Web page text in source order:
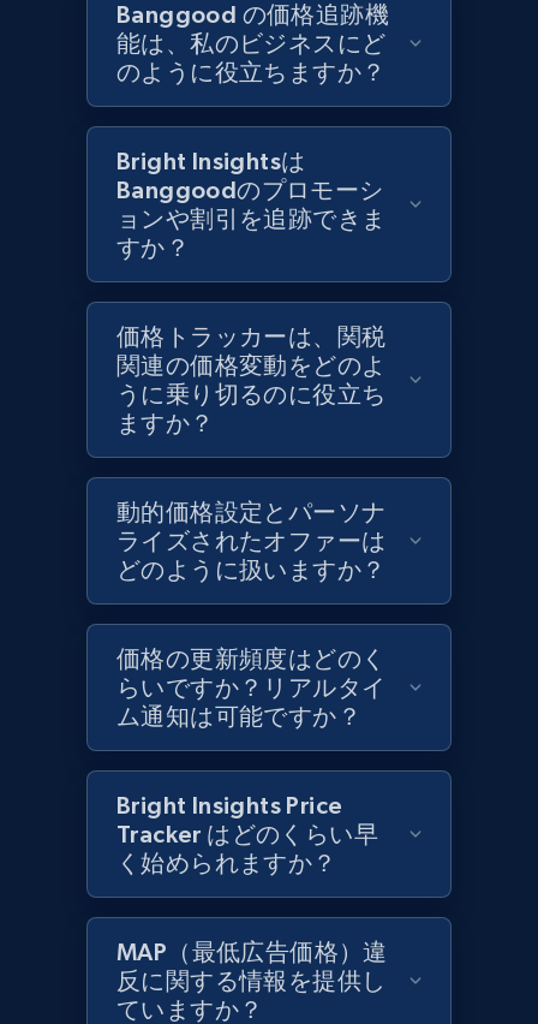
Target - Gather data on products using
specified keywords
URL, Product id, Title, Product description,
Rating, Reviews count, Initial price, Discount,
and more.
175+ 今すぐ始める
Target - Discover products by category url
URL, Product id, Title, Product description,
Rating, Reviews count, Initial price, Discount,
and more.
1.3K+ 175+ 今すぐ始める
Target - Discover products by specified
UPC
URL, Product id, Title, Product description,
Rating, Reviews count, Initial price, Discount,
and more.
Zara - Products
Category id, Product id, Product name, Price,
Currency, Colour code, Colour, Description, and
Banggood の価格追跡機
能は、私のビジネスにど
のように役立ちますか？
Bright Insightsは
Banggoodのプロモーシ
ョンや割引を追跡できま
すか？
価格トラッカーは、関税
関連の価格変動をどのよ
うに乗り切るのに役立ち
ますか？
動的価格設定とパーソナ
ライズされたオファーは
どのように扱いますか？
価格の更新頻度はどのく
らいですか？リアルタイ
ム通知は可能ですか？
Bright Insights Price
Tracker はどのくらい早
く始められますか？
MAP（最低広告価格）違
反に関する情報を提供し
ていますか？